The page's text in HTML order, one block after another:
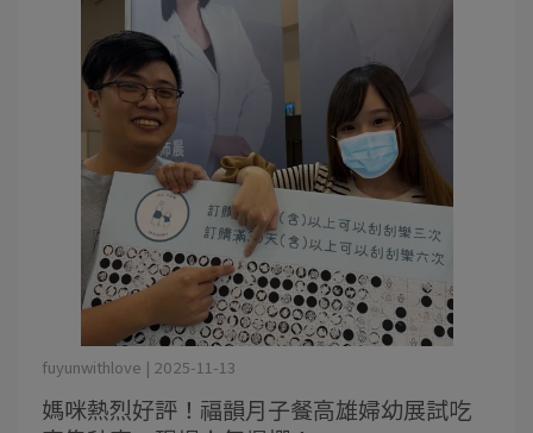
媽咪熱烈好評！福韻月子餐高雄婦幼展試吃
fuyunwithlove | 2025-11-13